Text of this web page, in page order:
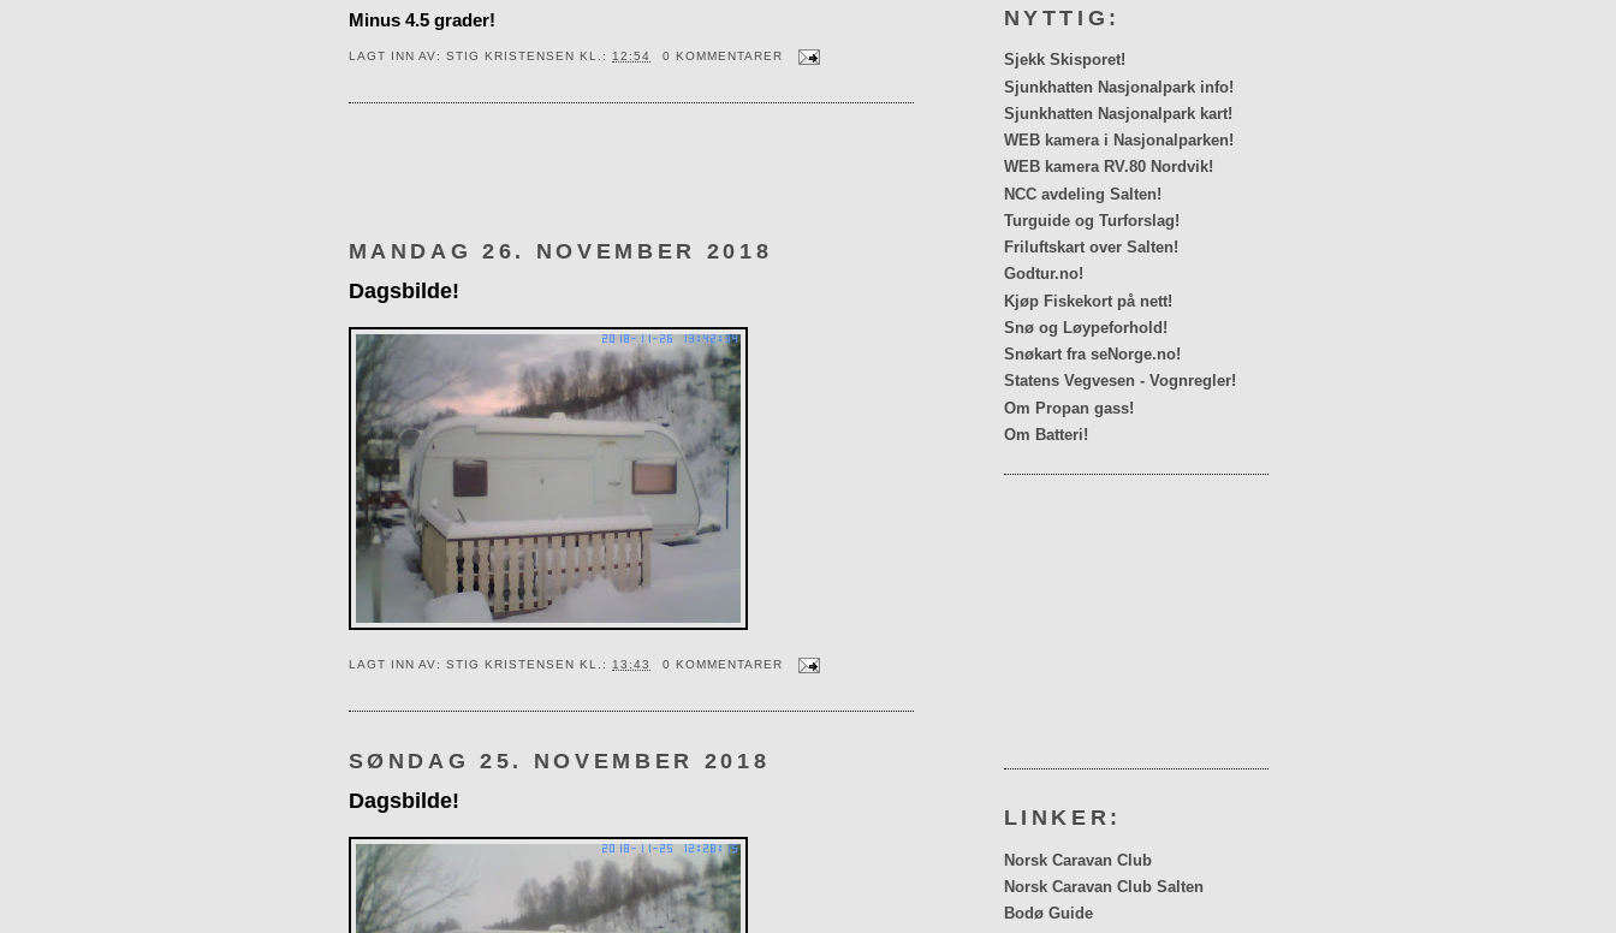
Minus 4.5 grader!
LAGT INN AV: STIG KRISTENSEN KL.: 12:54 0 KOMMENTARER
MANDAG 26. NOVEMBER 2018
Dagsbilde!
LAGT INN AV: STIG KRISTENSEN KL.: 13:43 0 KOMMENTARER
SØNDAG 25. NOVEMBER 2018
Dagsbilde!
NYTTIG:
Sjekk Skisporet!
Sjunkhatten Nasjonalpark info!
Sjunkhatten Nasjonalpark kart!
WEB kamera i Nasjonalparken!
WEB kamera RV.80 Nordvik!
NCC avdeling Salten!
Turguide og Turforslag!
Friluftskart over Salten!
Godtur.no!
Kjøp Fiskekort på nett!
Snø og Løypeforhold!
Snøkart fra seNorge.no!
Statens Vegvesen - Vognregler!
Om Propan gass!
Om Batteri!
LINKER:
Norsk Caravan Club
Norsk Caravan Club Salten
Bodø Guide